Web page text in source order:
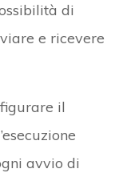
di
e ricevere
il
avvio di